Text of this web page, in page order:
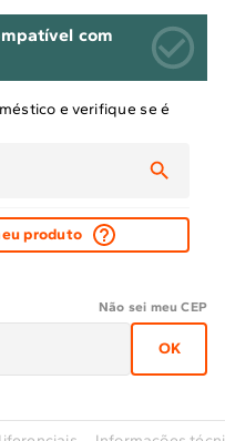
com
e verifique se é
produto
Não sei meu CEP
OK